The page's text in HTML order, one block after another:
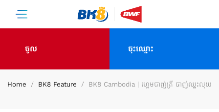
ចូល ចុះឈ្មោះ
Home BK8 Feature BK8 Cambodia | ហ្គេមបាញ់ត្រី បាញ់ឈ្នះលុយ